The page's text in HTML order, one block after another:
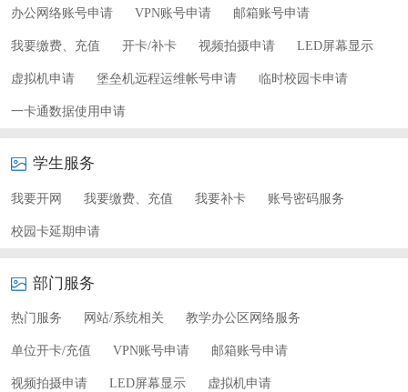
办公网络账号申请 VPN账号申请 邮箱账号申请
我要缴费、充值 开卡/补卡 视频拍摄申请 LED屏幕显示
虚拟机申请 堡垒机远程运维帐号申请 临时校园卡申请
一卡通数据使用申请
学生服务
我要开网 我要缴费、充值 我要补卡 账号密码服务
校园卡延期申请
部门服务
热门服务 网站/系统相关 教学办公区网络服务
单位开卡/充值 VPN账号申请 邮箱账号申请
视频拍摄申请 LED屏幕显示 虚拟机申请